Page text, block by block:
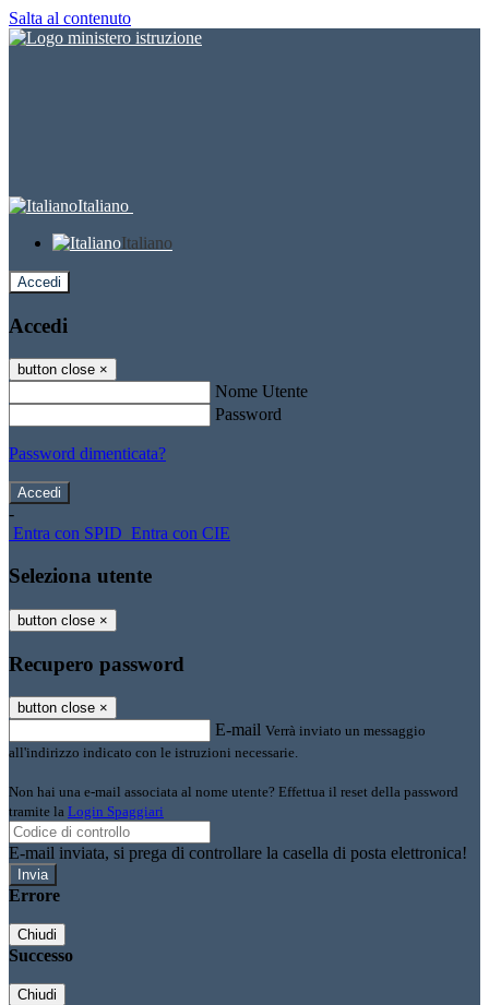
Salta al contenuto
Italiano
Italiano
Accedi
Accedi
button close ×
Nome Utente
Password
Password dimenticata?
-
Entra con SPID Entra con CIE
Seleziona utente
button close ×
Recupero password
button close ×
E-mail Verrà inviato un messaggio
all'indirizzo indicato con le istruzioni necessarie.
Non hai una e-mail associata al nome utente? Effettua il reset della password
tramite la Login Spaggiari
E-mail inviata, si prega di controllare la casella di posta elettronica!
Errore
Chiudi
Successo
Chiudi